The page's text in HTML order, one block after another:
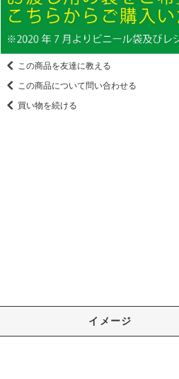
この商品を友達に教える
この商品について問い合わせる
買い物を続ける
イメージ